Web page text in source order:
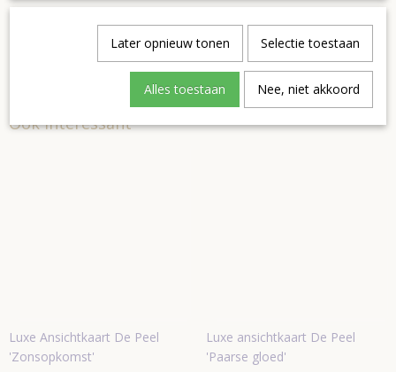
Specificaties
0,05 Kg
Ook interessant
Luxe Ansichtkaart De Peel
'Zonsopkomst'
Luxe ansichtkaart De Peel
'Paarse gloed'
Later opnieuw tonen Selectie toestaan
Alles toestaan Nee, niet akkoord